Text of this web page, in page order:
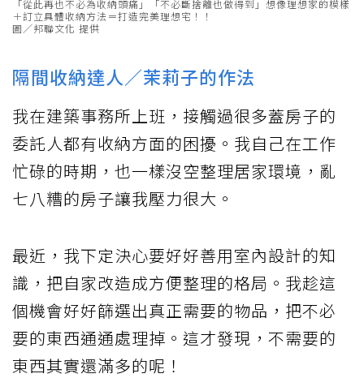
「從此再也不必為收納頭痛」「不必斷捨離也做得到」想像理想家的模樣
＋訂立具體收納方法＝打造完美理想宅！！
圖／邦聯文化 提供
隔間收納達人／茉莉子的作法
我在建築事務所上班，接觸過很多蓋房子的
委託人都有收納方面的困擾。我自己在工作
忙碌的時期，也一樣沒空整理居家環境，亂
七八糟的房子讓我壓力很大。
最近，我下定決心要好好善用室內設計的知
識，把自家改造成方便整理的格局。我趁這
個機會好好篩選出真正需要的物品，把不必
要的東西通通處理掉。這才發現，不需要的
東西其實還滿多的呢！